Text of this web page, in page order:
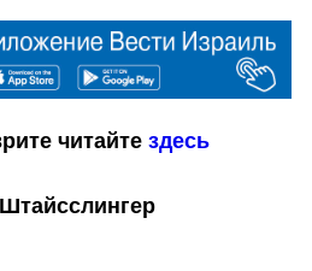
читайте здесь